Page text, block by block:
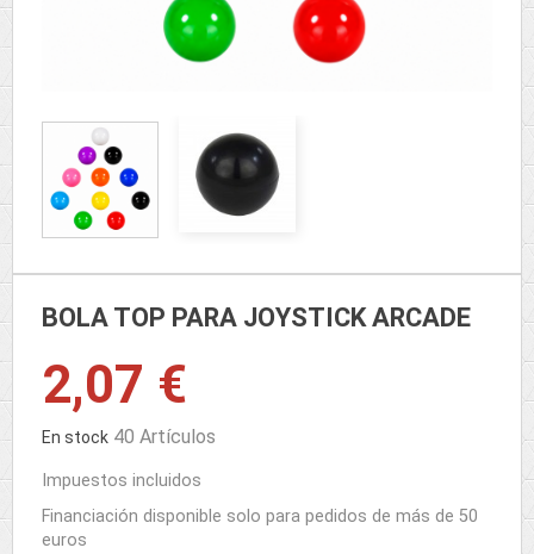
BOLA TOP PARA JOYSTICK ARCADE
2,07 €
En stock 40 Artículos
Impuestos incluidos
Financiación disponible solo para pedidos de más de 50
euros